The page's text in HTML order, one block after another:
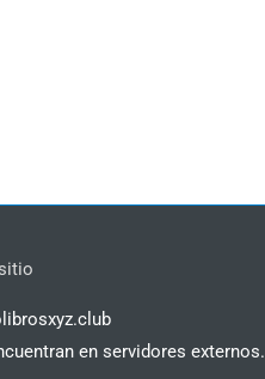
en servidores externos.